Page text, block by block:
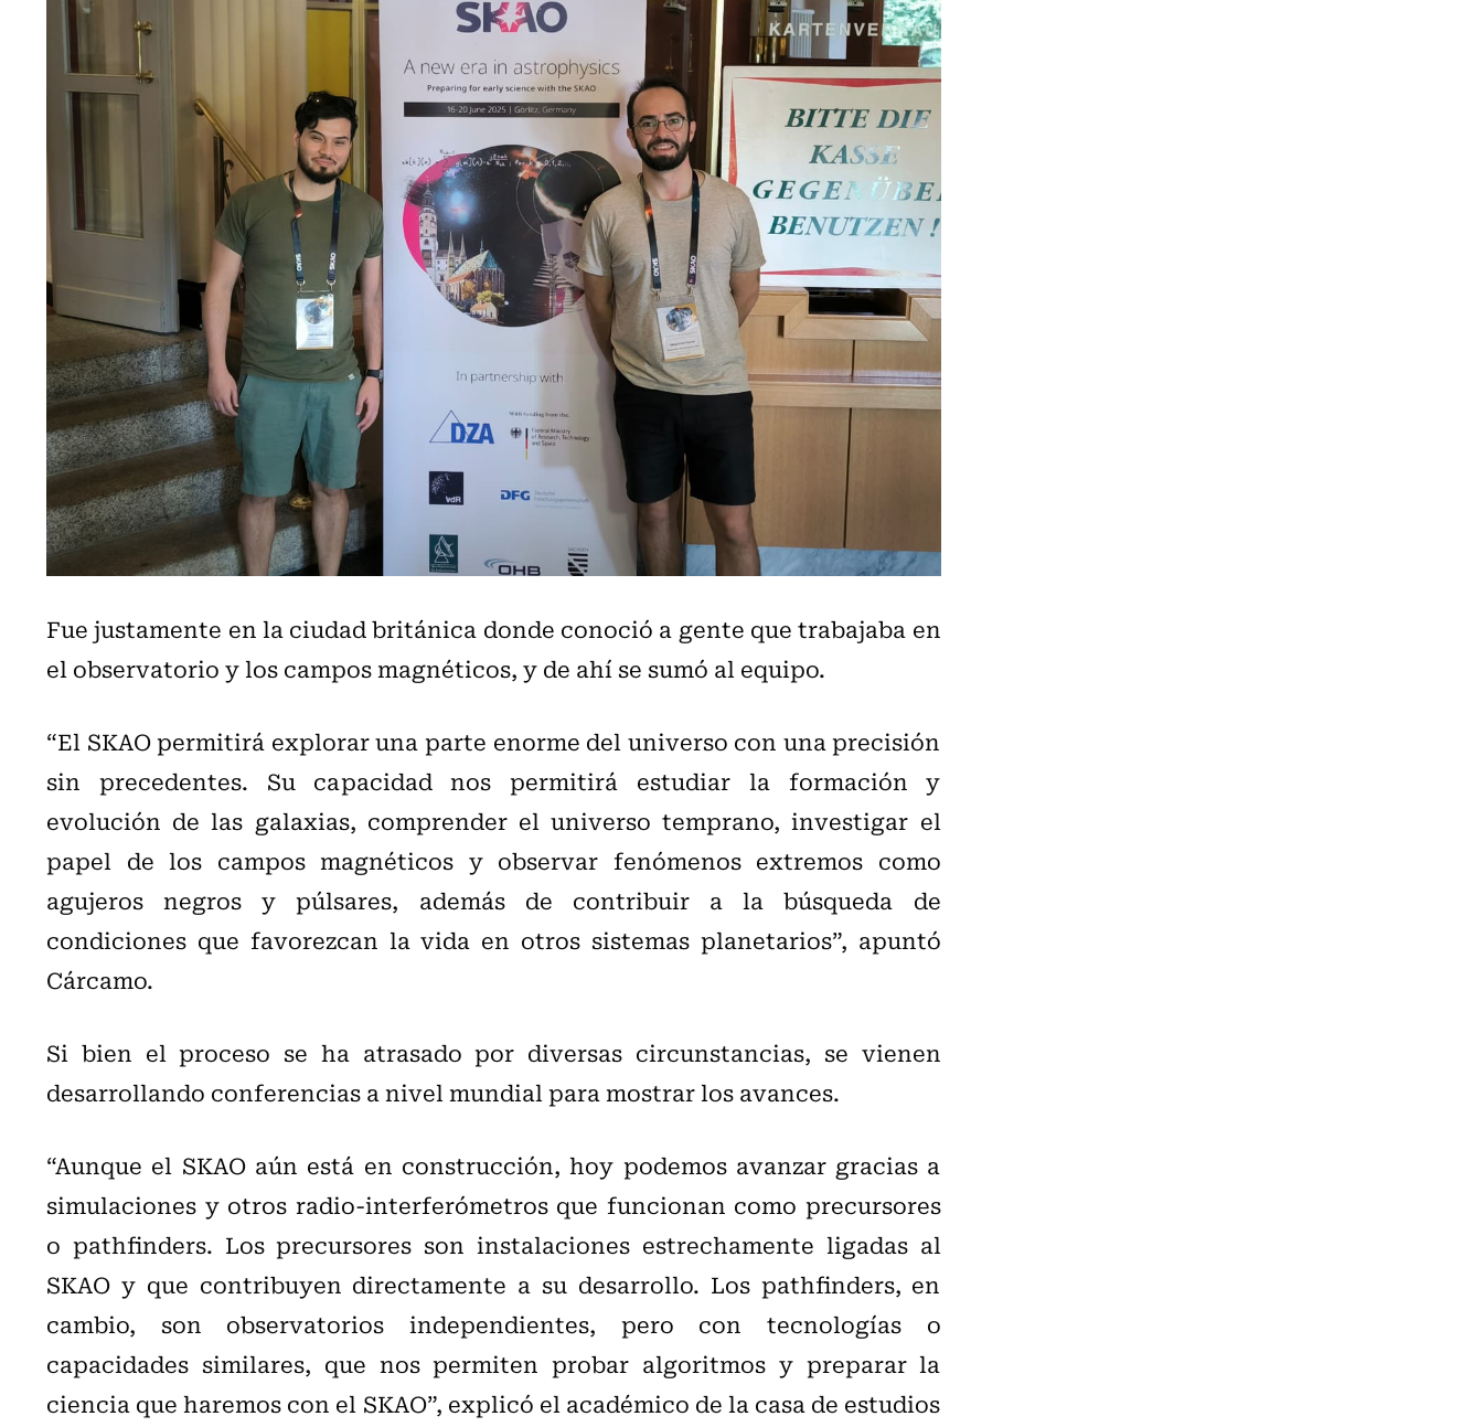
Fue justamente en la ciudad británica donde conoció a gente que trabajaba en
el observatorio y los campos magnéticos, y de ahí se sumó al equipo.
“El SKAO permitirá explorar una parte enorme del universo con una precisión
sin precedentes. Su capacidad nos permitirá estudiar la formación y
evolución de las galaxias, comprender el universo temprano, investigar el
papel de los campos magnéticos y observar fenómenos extremos como
agujeros negros y púlsares, además de contribuir a la búsqueda de
condiciones que favorezcan la vida en otros sistemas planetarios”, apuntó
Cárcamo.
Si bien el proceso se ha atrasado por diversas circunstancias, se vienen
desarrollando conferencias a nivel mundial para mostrar los avances.
“Aunque el SKAO aún está en construcción, hoy podemos avanzar gracias a
simulaciones y otros radio-interferómetros que funcionan como precursores
o pathfinders. Los precursores son instalaciones estrechamente ligadas al
SKAO y que contribuyen directamente a su desarrollo. Los pathfinders, en
cambio, son observatorios independientes, pero con tecnologías o
capacidades similares, que nos permiten probar algoritmos y preparar la
ciencia que haremos con el SKAO”, explicó el académico de la casa de estudios